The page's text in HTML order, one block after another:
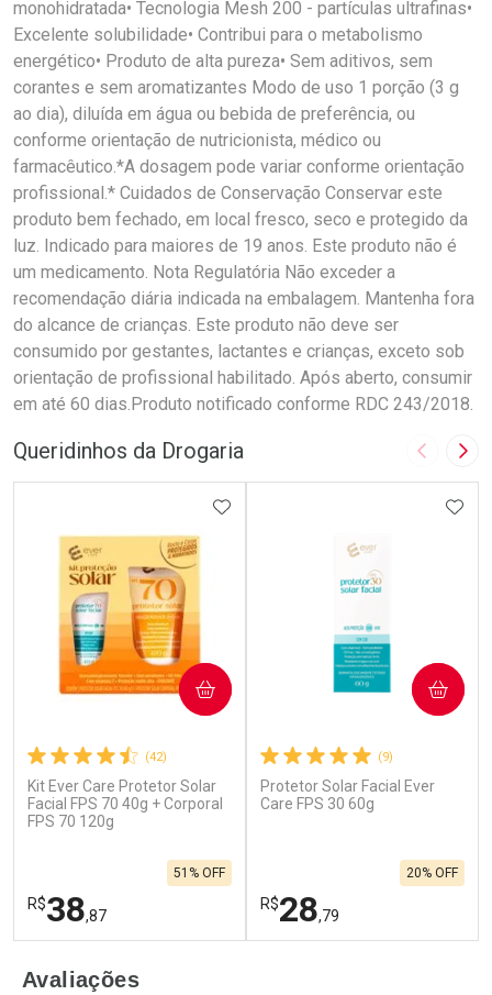
monohidratada• Tecnologia Mesh 200 - partículas ultrafinas•
Excelente solubilidade• Contribui para o metabolismo
energético• Produto de alta pureza• Sem aditivos, sem
corantes e sem aromatizantes Modo de uso 1 porção (3 g
ao dia), diluída em água ou bebida de preferência, ou
conforme orientação de nutricionista, médico ou
farmacêutico.*A dosagem pode variar conforme orientação
profissional.* Cuidados de Conservação Conservar este
produto bem fechado, em local fresco, seco e protegido da
luz. Indicado para maiores de 19 anos. Este produto não é
um medicamento. Nota Regulatória Não exceder a
recomendação diária indicada na embalagem. Mantenha fora
do alcance de crianças. Este produto não deve ser
consumido por gestantes, lactantes e crianças, exceto sob
orientação de profissional habilitado. Após aberto, consumir
em até 60 dias.Produto notificado conforme RDC 243/2018.
Queridinhos da Drogaria Imagem
(42)
Kit Ever Care Protetor Solar
Facial FPS 70 40g + Corporal
FPS 70 120g
R$38,87
51% OFF
ADICIONAR AOS FAVORITOS
COMPRAR
(9)
Protetor Solar Facial Ever
Care FPS 30 60g
R$28,79
20% OFF
COMPRAR
Avaliações